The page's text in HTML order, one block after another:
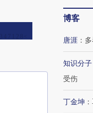
博客
唐涯 ：
知识分子
受伤
丁金坤 ：